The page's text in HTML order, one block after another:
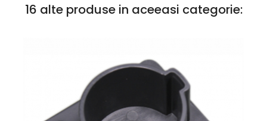
16 alte produse in aceeasi categorie: